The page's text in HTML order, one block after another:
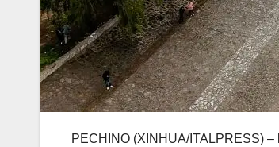
PECHINO (XINHUA/ITALPRESS) –